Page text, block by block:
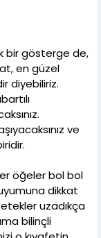
bir gösterge de,
en güzel
diyebiliriz.
ve
öğeler bol bol
dikkat
uzadıkça
bilinçli